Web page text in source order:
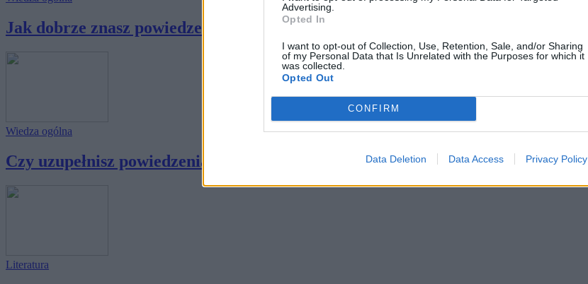
Advertising.
Opted In
I want to opt-out of Collection, Use, Retention, Sale, and/or Sharing
of my Personal Data that Is Unrelated with the Purposes for which it
was collected.
Opted Out
CONFIRM
Data Deletion Data Access Privacy Policy
Jak dobrze znasz powiedzenia związane z głową...
Wiedza ogólna
Czy uzupełnisz powiedzenia związane z jedzeni...
Literatura